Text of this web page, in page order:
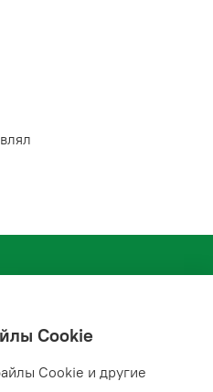
с вилкой, 1,7 м
гарантийный талон
Cookie
Cookie и другие